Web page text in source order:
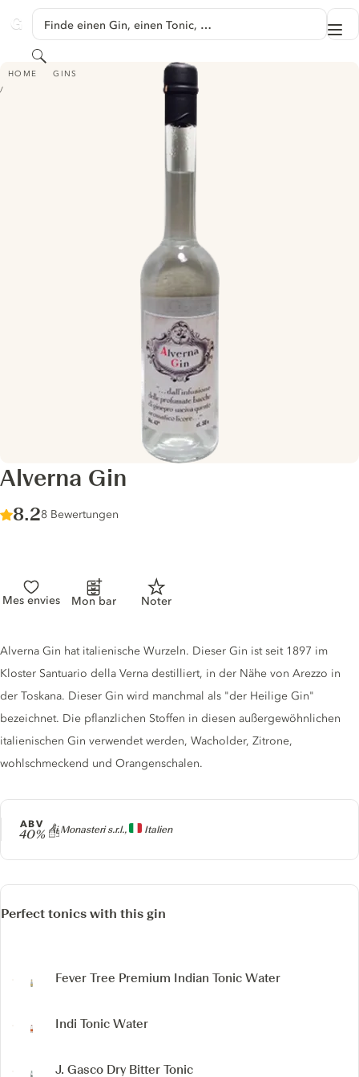
GINVENTORY
Finde einen Gin, einen Tonic, …
Suchen
HOME GINS
ALVERNA GIN
Alverna Gin
Score :
8.2/ 10
8 Bewertungen
Mes envies Mon bar Noter
Producer
Ai Monasteri s.r.l., Italien
ABV
40%
Gin description
Alverna Gin hat italienische Wurzeln. Dieser Gin ist seit 1897 im
Kloster Santuario della Verna destilliert, in der Nähe von Arezzo in
der Toskana. Dieser Gin wird manchmal als "der Heilige Gin"
bezeichnet. Die pflanzlichen Stoffen in diesen außergewöhnlichen
italienischen Gin verwendet werden, Wacholder, Zitrone,
wohlschmeckend und Orangenschalen.
Perfect tonics with this gin
Fever Tree Premium Indian Tonic Water
Indi Tonic Water
J. Gasco Dry Bitter Tonic